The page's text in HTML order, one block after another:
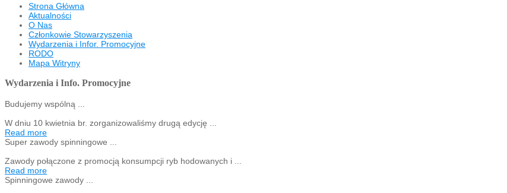
Strona Główna
Aktualności
O Nas
Członkowie Stowarzyszenia
Wydarzenia i Infor. Promocyjne
RODO
Mapa Witryny
Wydarzenia i Info. Promocyjne
Budujemy wspólną ...
W dniu 10 kwietnia br. zorganizowaliśmy drugą edycję ...
Read more
Super zawody spinningowe ...
Zawody połączone z promocją konsumpcji ryb hodowanych i ...
Read more
Spinningowe zawody ...